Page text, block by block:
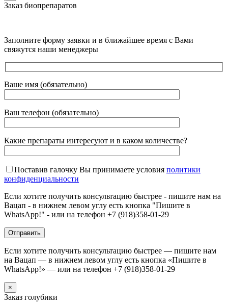
Заказ биопрепаратов
Заполните форму заявки и в ближайшее время с Вами
свяжутся наши менеджеры
Ваше имя (обязательно)
Ваш телефон (обязательно)
Какие препараты интересуют и в каком количестве?
Поставив галочку Вы принимаете условия политики
конфиденциальности
Если хотите получить консультацию быстрее - пишите нам на
Вацап - в нижнем левом углу есть кнопка "Пишите в
WhatsApp!" - или на телефон +7 (918)358-01-29
Если хотите получить консультацию быстрее — пишите нам
на Вацап — в нижнем левом углу есть кнопка «Пишите в
WhatsApp!» — или на телефон +7 (918)358-01-29
×
Заказ голубики